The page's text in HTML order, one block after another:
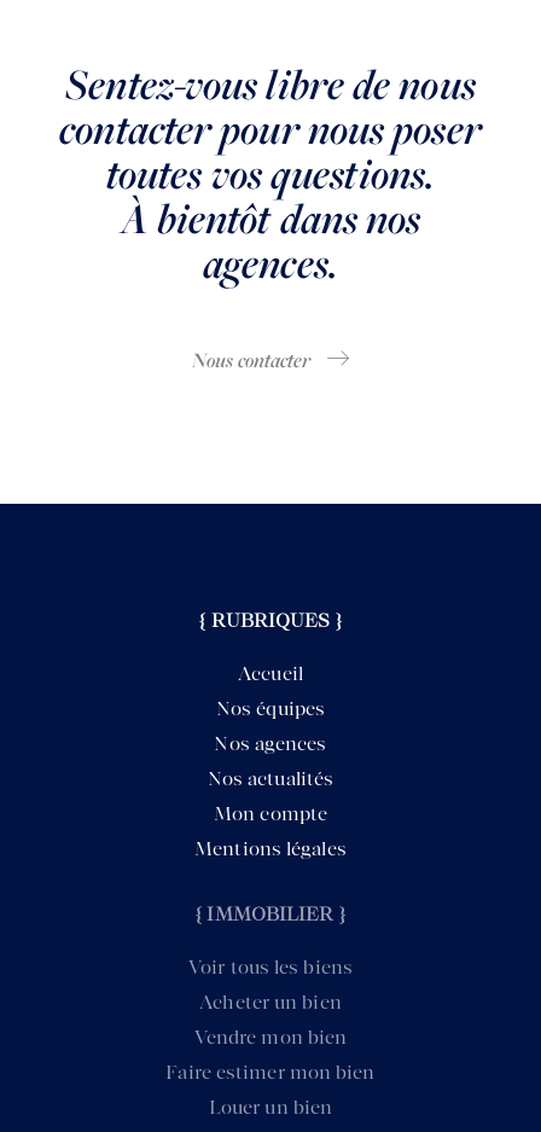
Sentez-vous libre de nous
contacter pour nous poser
toutes vos questions.
À bientôt dans nos
agences.
Nous contacter
{ RUBRIQUES }
Accueil
Nos équipes
Nos agences
Nos actualités
Mon compte
Mentions légales
{ IMMOBILIER }
Voir tous les biens
Acheter un bien
Vendre mon bien
Faire estimer mon bien
Louer un bien